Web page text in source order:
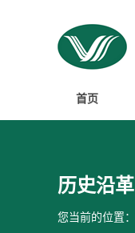
首页
历史沿革
您当前的位置：